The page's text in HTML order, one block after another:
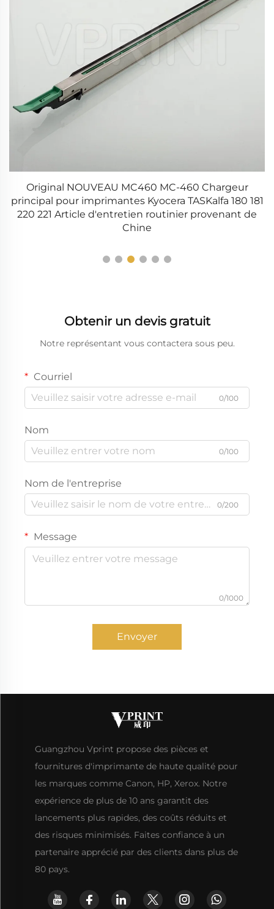
Original NOUVEAU MC460 MC-460 Chargeur
principal pour imprimantes Kyocera TASKalfa 180 181
220 221 Article d'entretien routinier provenant de
Chine
Obtenir un devis gratuit
Notre représentant vous contactera sous peu.
Courriel
0/100
Nom
0/100
Nom de l'entreprise
0/200
Message
0/1000
Envoyer
Guangzhou Vprint propose des pièces et
fournitures d'imprimante de haute qualité pour
les marques comme Canon, HP, Xerox. Notre
expérience de plus de 10 ans garantit des
lancements plus rapides, des coûts réduits et
des risques minimisés. Faites confiance à un
partenaire apprécié par des clients dans plus de
80 pays.